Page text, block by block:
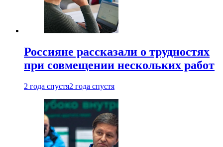
Россияне рассказали о трудностях
при совмещении нескольких работ
2 года спустя2 года спустя